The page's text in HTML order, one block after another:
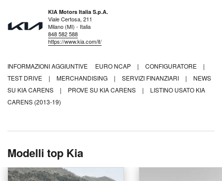
KIA Motors Italia S.p.A.
Viale Certosa, 211
Milano (MI) - Italia
848 582 588
https://www.kia.com/it/
INFORMAZIONI AGGIUNTIVE EURO NCAP | CONFIGURATORE
|
TEST DRIVE
| MERCHANDISING | SERVIZI FINANZIARI |
NEWS
SU KIA CARENS
| PROVE SU KIA CARENS |
LISTINO USATO KIA
CARENS (2013-19)
Modelli top Kia